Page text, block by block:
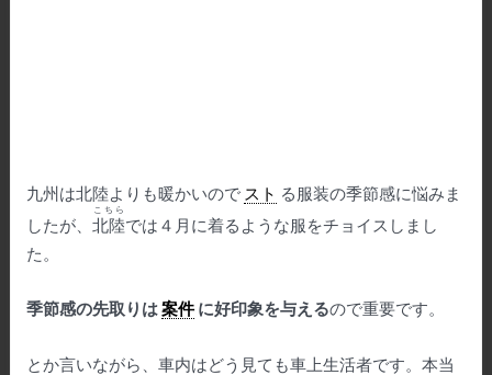
九州は北陸よりも暖かいので スト る服装の季節感に悩みま
したが、 北陸
こちら
では４月に着るような服をチョイスしまし
た。
季節感の先取りは案件に好印象を与えるので重要です。
とか言いながら、車内はどう見ても車上生活者です。本当